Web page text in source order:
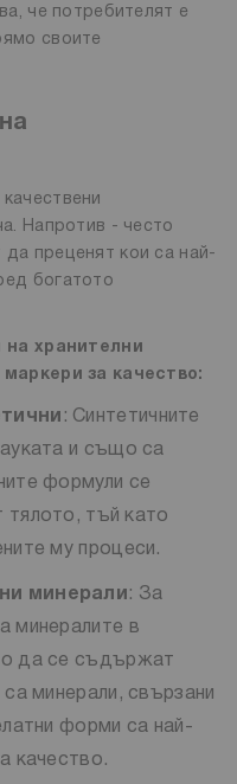
че потребителят е
своите
Напротив - често
преценят кои са най-
богатото
на хранителни
за качество:
: Синтетичните
и също са
формули се
тялото, тъй като
му процеси.
минерали : За
минералите в
да се съдържат
минерали, свързани
форми са най-
качество.